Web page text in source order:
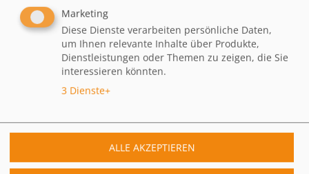
AMRIT wird 30 – Feiern Sie mit uns!
30 Jahre AMRIT – das möchten wir gemeinsam mit
AMRIT Restaurant ein besonderes
Jubiläumsprogramm mit Live-DJ, Musik,
kulinarischen Überraschungen und vielen weiteren
Marketing
Diese Dienste verarbeiten persönliche Daten,
um Ihnen relevante Inhalte über Produkte,
Dienstleistungen oder Themen zu zeigen, die Sie
interessieren könnten.
3 Dienste+
ALLE AKZEPTIEREN